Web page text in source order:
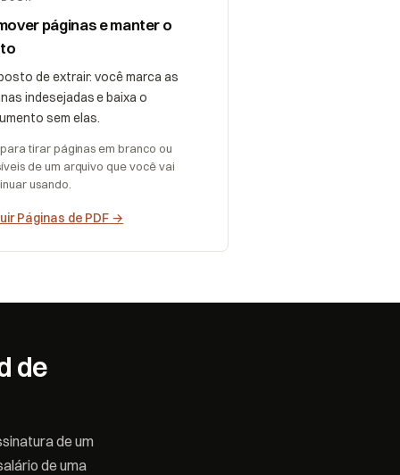
páginas e manter o
de extrair: você marca as
indesejadas e baixa o
sem elas.
tirar páginas em branco ou
de um arquivo que você vai
usando.
Páginas de PDF →
de
de um
de uma